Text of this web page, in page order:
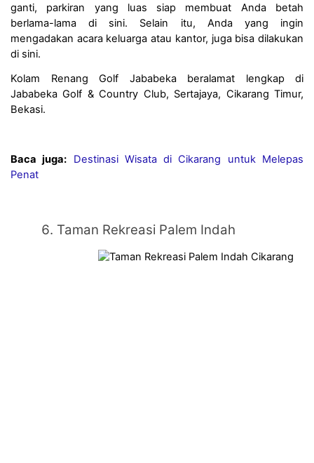
ganti, parkiran yang luas siap membuat Anda betah
berlama-lama di sini. Selain itu, Anda yang ingin
mengadakan acara keluarga atau kantor, juga bisa dilakukan
di sini.
Kolam Renang Golf Jababeka beralamat lengkap di
Jababeka Golf & Country Club, Sertajaya, Cikarang Timur,
Bekasi.
Baca juga:
Destinasi Wisata di Cikarang untuk Melepas
Penat
Taman Rekreasi Palem Indah